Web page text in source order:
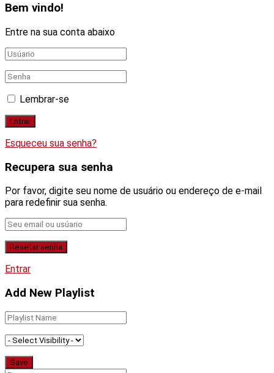
Bem vindo!
Entre na sua conta abaixo
Lembrar-se
Esqueceu sua senha?
Recupera sua senha
Por favor, digite seu nome de usuário ou endereço de e-mail
para redefinir sua senha.
Entrar
Add New Playlist